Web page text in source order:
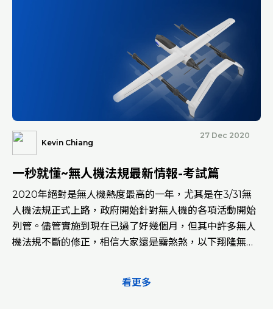
險，且主要是第三人責任險。保險的金額會依照無人機種
類、用途、飛行場域、操作人等等有不同的保額，以DJI
P4P來說，一年的保額約在NT$12000~NT$15000。
Q：因任務需求，可以保短期的嗎？目前大部分的保險公
司，如：富邦、南山等，皆有一個月的保險，甚至針對特
殊用途，有更低的保額。【有無人機法規或其他相關問題
嗎？點擊與翔隆航太聯繫】【推薦連結】MIT無人機解決
方案 - Dragonfly一次就搞懂~史上最小最強的紅外線雙光
無人機【DJI Mavic 2 Enterprise Advanced】實機體
Kevin Chiang
27 Dec 2020
一秒就懂~無人機法規最新情報-考試篇
2020年絕對是無人機熱度最高的一年，尤其是在3/31無
人機法規正式上路，政府開始針對無人機的各項活動開始
列管。儘管實施到現在已過了好幾個月，但其中許多無人
機法規不斷的修正，相信大家還是霧煞煞，以下翔隆無人
次搞懂!Q：我現在想考無人機操作證，可以到哪裡去報名
看更多